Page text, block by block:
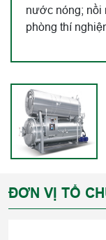
nước nóng; nồi
phòng thí
ĐƠN VỊ TỔ